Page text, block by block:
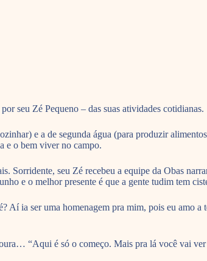
seu Zé Pequeno – das suas atividades cotidianas.
e a de segunda água (para produzir
e o bem viver no campo.
Sorridente, seu Zé recebeu a equipe da Obas
e o melhor presente é que a gente tudim tem
ia ser uma homenagem pra mim, pois eu amo a
“Aqui é só o começo. Mais pra lá você vai